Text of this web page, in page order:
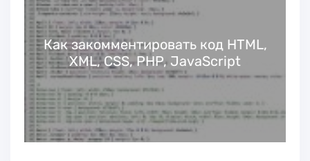
Как закомментировать код HTML,
XML, CSS, PHP, JavaScript